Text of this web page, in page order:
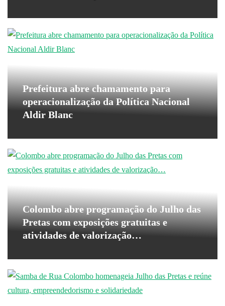
Prefeitura abre chamamento para
operacionalização da Política Nacional
Aldir Blanc
Colombo abre programação do Julho das
Pretas com exposições gratuitas e
atividades de valorização…